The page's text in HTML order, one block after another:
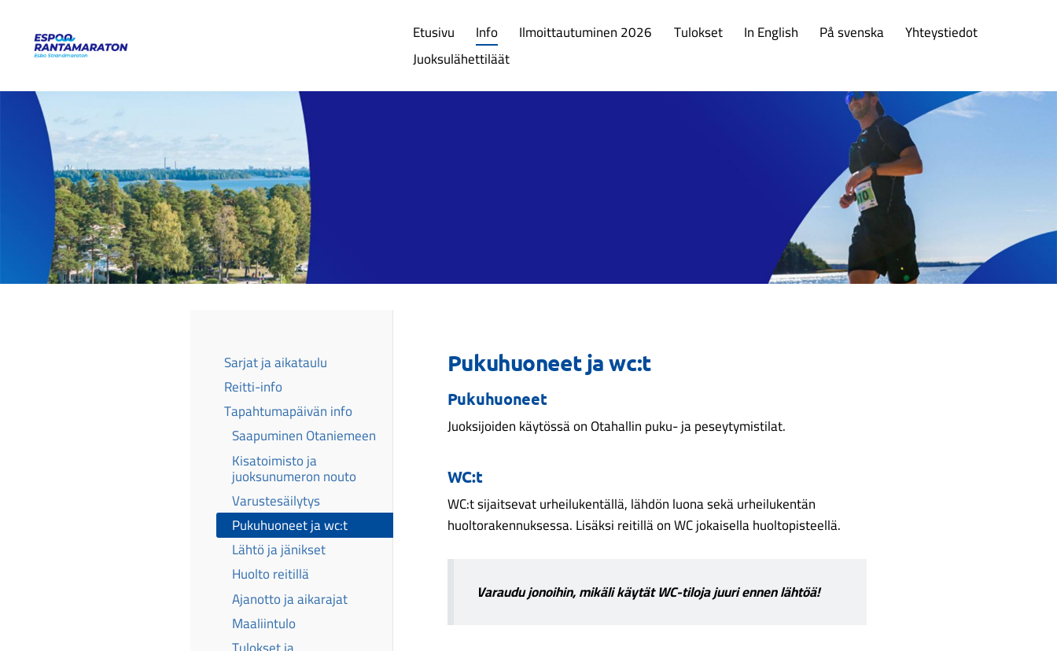
sivun
sisältöön
Espoo Rantamaraton
Etusivu Info Ilmoittautuminen 2026 Tulokset In English På svenska
Yhteystiedot
Juoksulähettiläät
Sarjat ja aikataulu
Reitti-info
Tapahtumapäivän info
Saapuminen Otaniemeen
Kisatoimisto ja
juoksunumeron nouto
Varustesäilytys
Pukuhuoneet ja wc:t
Lähtö ja jänikset
Huolto reitillä
Ajanotto ja aikarajat
Maaliintulo
Pukuhuoneet ja wc:t
Pukuhuoneet
Juoksijoiden käytössä on Otahallin puku- ja peseytymistilat.
WC:t
WC:t sijaitsevat urheilukentällä, lähdön luona sekä urheilukentän
huoltorakennuksessa. Lisäksi reitillä on WC jokaisella huoltopisteellä.
Varaudu jonoihin, mikäli käytät WC-tiloja juuri ennen lähtöä!